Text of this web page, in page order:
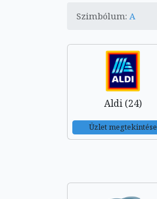
Szimbólum: A
Aldi (24)
Üzlet megtekintése